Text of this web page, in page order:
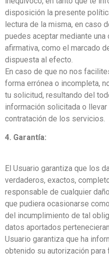
disposición la presente
lectura de la misma, en caso
puedes aceptar mediante una
afirmativa, como el marcado
dispuesta al efecto.
En caso de que no nos
forma errónea o incompleta,
tu solicitud, resultando del
información solicitada o llevar
contratación de los servicios.
4. Garantía:
El Usuario garantiza que los
verdaderos, exactos,
responsable de cualquier
que pudiera ocasionarse
del incumplimiento de tal
datos aportados
Usuario garantiza que ha
obtenido su autorización